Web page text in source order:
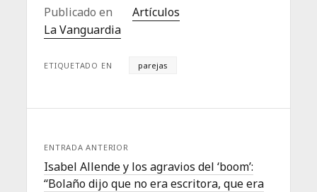
Publicado en
Artículos
La Vanguardia
ETIQUETADO EN parejas
ENTRADA ANTERIOR
Isabel Allende y los agravios del ‘boom’:
“Bolaño dijo que no era escritora, que era